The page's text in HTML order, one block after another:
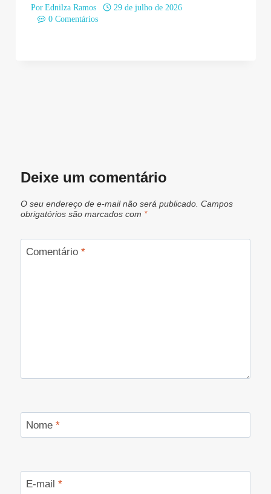
Por Ednilza Ramos
29 de julho de 2026
0 Comentários
Deixe um comentário
O seu endereço de e-mail não será publicado. Campos
obrigatórios são marcados com *
Comentário *
Nome *
E-mail *